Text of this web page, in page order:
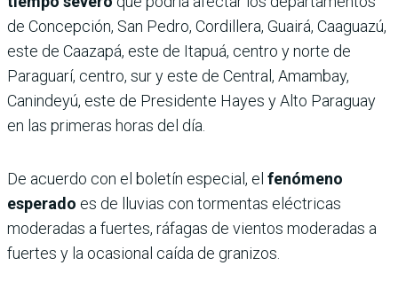
de Concepción, San Pedro, Cordillera, Guairá, Caaguazú,
este de Caazapá, este de Itapuá, centro y norte de
Paraguarí, centro, sur y este de Central, Amambay,
Canindeyú, este de Presidente Hayes y Alto Paraguay
en las primeras horas del día.
De acuerdo con el boletín especial, el fenómeno
esperado es de lluvias con tormentas eléctricas
moderadas a fuertes, ráfagas de vientos moderadas a
fuertes y la ocasional caída de granizos.